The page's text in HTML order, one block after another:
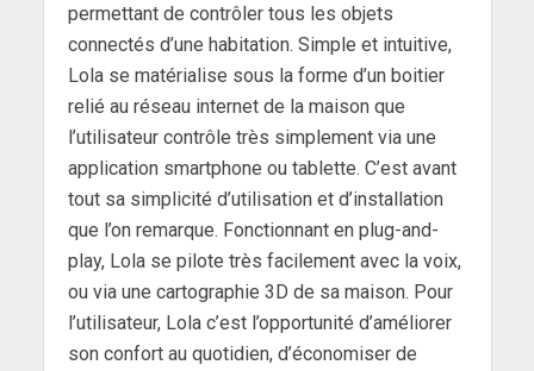
permettant de contrôler tous les objets
connectés d’une habitation. Simple et intuitive,
Lola se matérialise sous la forme d’un boitier
relié au réseau internet de la maison que
l’utilisateur contrôle très simplement via une
application smartphone ou tablette. C’est avant
tout sa simplicité d’utilisation et d’installation
que l’on remarque. Fonctionnant en plug-and-
play, Lola se pilote très facilement avec la voix,
ou via une cartographie 3D de sa maison. Pour
l’utilisateur, Lola c’est l’opportunité d’améliorer
son confort au quotidien, d’économiser de